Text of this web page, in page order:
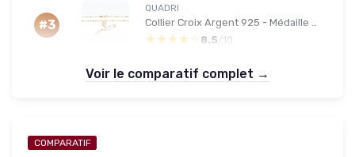
#3
QUADRI
Collier Croix Argent 925 - Médaille Vierge & Cœur (Made in Italy)
★★★★★
★★★★★ 8.5 /10
Voir le comparatif complet →
COMPARATIF